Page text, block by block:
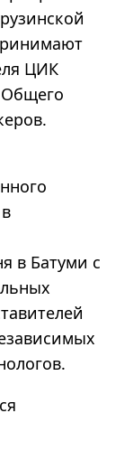
ЦИК
Общего
в Батуми с